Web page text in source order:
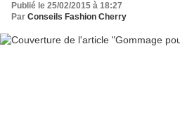
Publié le 25/02/2015 à 18:27
Par Conseils Fashion Cherry